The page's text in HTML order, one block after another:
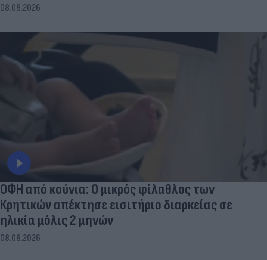
08.08.2026
ΟΦΗ από κούνια: Ο μικρός φίλαθλος των
Κρητικών απέκτησε εισιτήριο διαρκείας σε
ηλικία μόλις 2 μηνών
08.08.2026